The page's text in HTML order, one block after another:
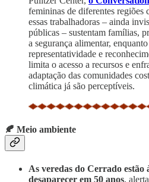
femininas de diferentes regiões
essas trabalhadoras – ainda
públicas – sustentam famílias,
a segurança alimentar,
representatividade e
limita o acesso a recursos e
adaptação das comunidades
climática já são perceptíveis.
🍂 Meio ambiente
As veredas do Cerrado estão
desaparecer em 50 anos,